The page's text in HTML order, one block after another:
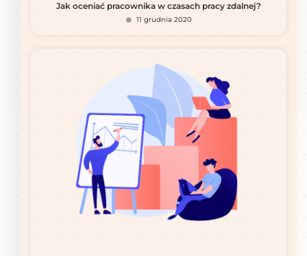
Jak oceniać pracownika w czasach pracy zdalnej?
11 grudnia 2020